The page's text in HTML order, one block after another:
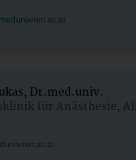
Dr.med.univ.
für Anästhesie,